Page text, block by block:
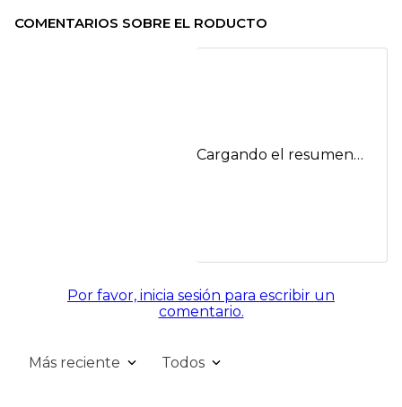
COMENTARIOS SOBRE EL RODUCTO
Cargando el resumen…
Por favor, inicia sesión para escribir un
comentario.
Más reciente Todos